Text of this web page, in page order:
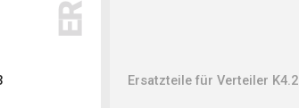
Ersatzteile für Verteiler K4.2